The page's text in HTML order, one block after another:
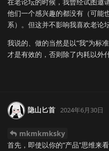
他们一个感兴趣的都没有（可能
系）。但这并不影响我喜欢老论坛
我说的、做的当然是以“我”为标
才是有效的，否则除了内耗以外
隐山匕首 2024年6月30日
mkmkmksky
首先，即使以你的“产品”思维来